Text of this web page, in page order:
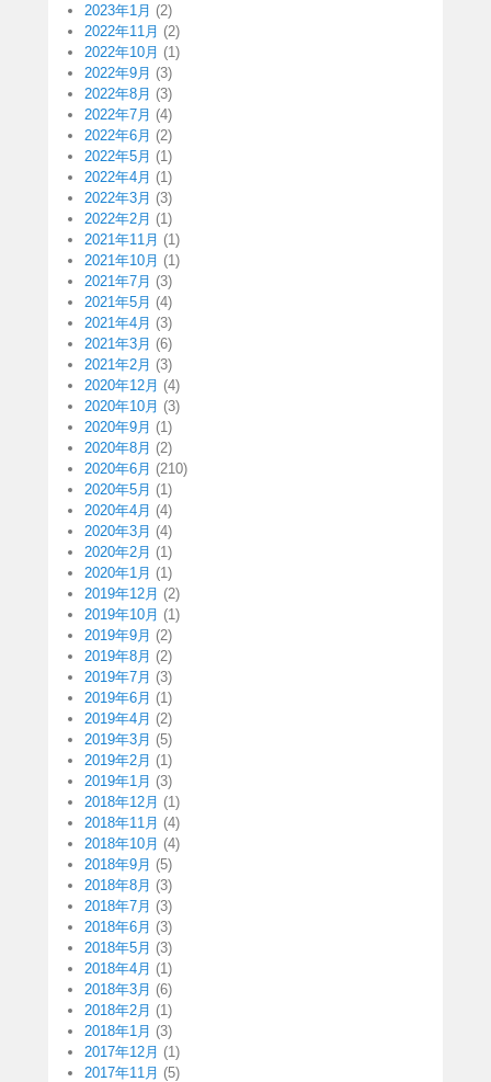
2023年1月 (2)
2022年11月 (2)
2022年10月 (1)
2022年9月 (3)
2022年8月 (3)
2022年7月 (4)
2022年6月 (2)
2022年5月 (1)
2022年4月 (1)
2022年3月 (3)
2022年2月 (1)
2021年11月 (1)
2021年10月 (1)
2021年7月 (3)
2021年5月 (4)
2021年4月 (3)
2021年3月 (6)
2021年2月 (3)
2020年12月 (4)
2020年10月 (3)
2020年9月 (1)
2020年8月 (2)
2020年6月 (210)
2020年5月 (1)
2020年4月 (4)
2020年3月 (4)
2020年2月 (1)
2020年1月 (1)
2019年12月 (2)
2019年10月 (1)
2019年9月 (2)
2019年8月 (2)
2019年7月 (3)
2019年6月 (1)
2019年4月 (2)
2019年3月 (5)
2019年2月 (1)
2019年1月 (3)
2018年12月 (1)
2018年11月 (4)
2018年10月 (4)
2018年9月 (5)
2018年8月 (3)
2018年7月 (3)
2018年6月 (3)
2018年5月 (3)
2018年4月 (1)
2018年3月 (6)
2018年2月 (1)
2018年1月 (3)
2017年12月 (1)
2017年11月 (5)